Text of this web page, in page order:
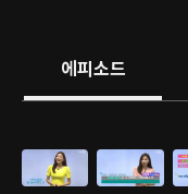
에피소드